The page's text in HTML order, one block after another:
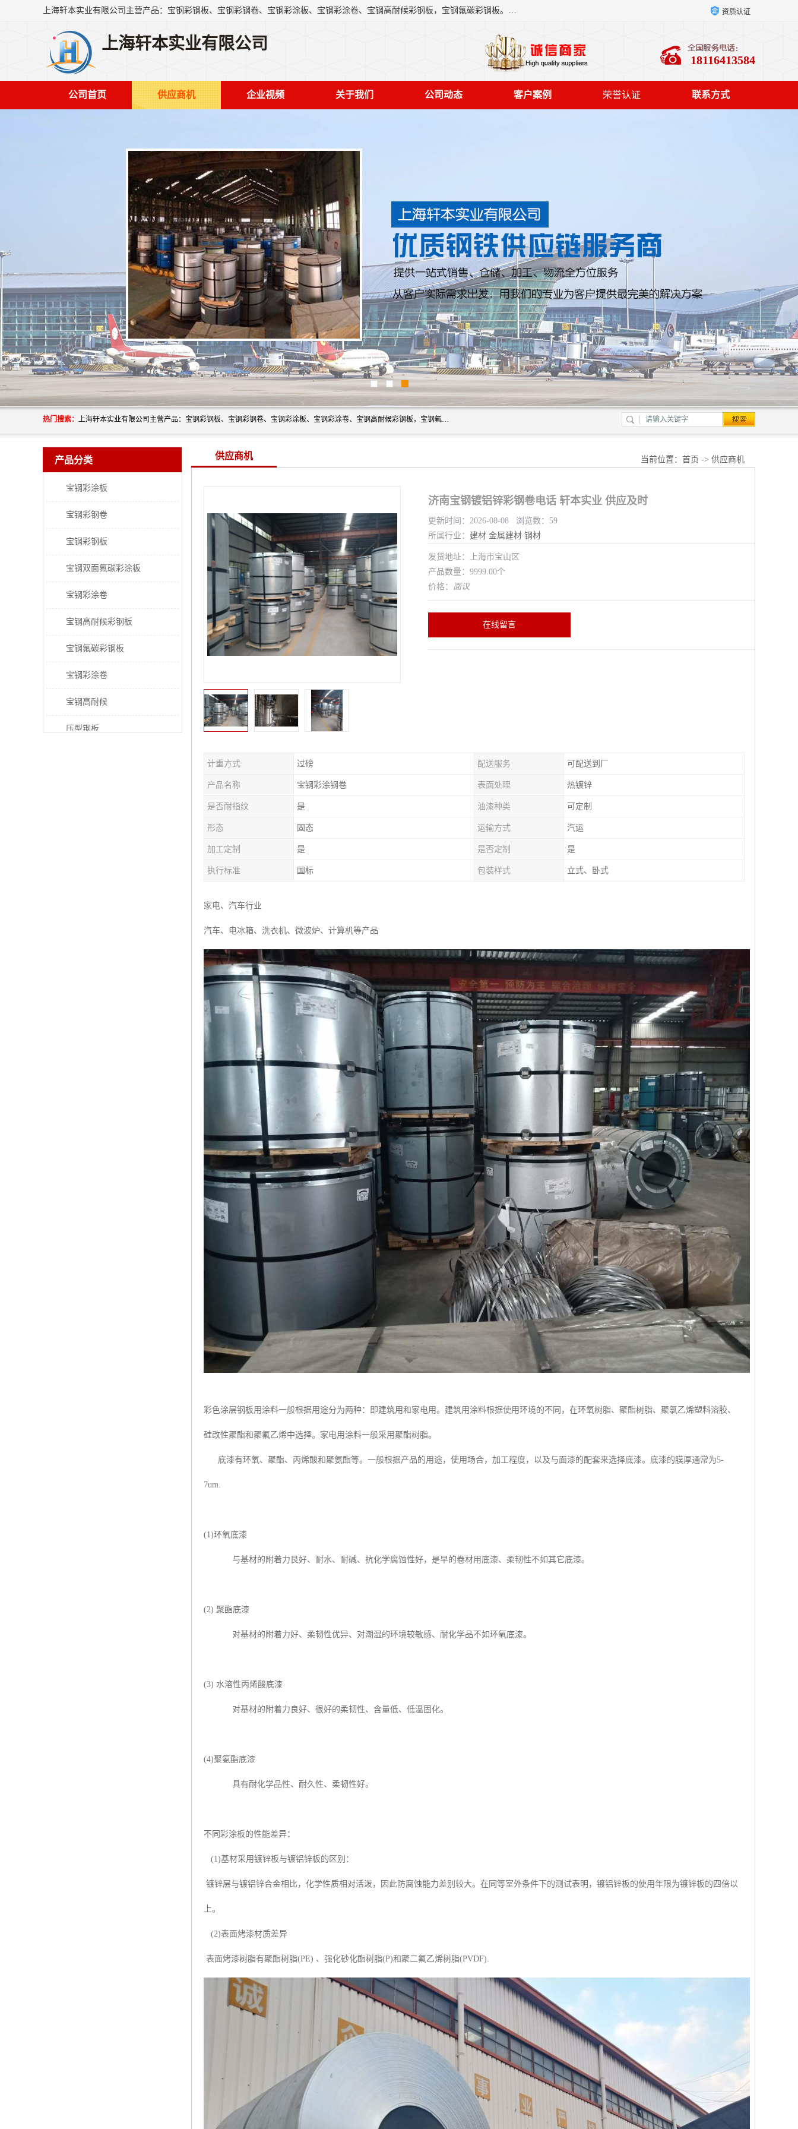
上海轩本实业有限公司主营产品：宝钢彩钢板、宝钢彩钢卷、宝钢彩涂板、宝钢彩涂卷、宝钢高耐候彩钢板，宝钢氟碳彩钢板。是一家集钢铁贸易，物流、加工为一体的产业全配套公司。 资质认证
上海轩本实业有限公司
18116413584
公司首页 供应商机 企业视频 关于我们 公司动态 客户案例 荣誉认证 联系方式
热门搜索： 上海轩本实业有限公司主营产品：宝钢彩钢板、宝钢彩钢卷、宝钢彩涂板、宝钢彩涂卷、宝钢高耐候彩钢板，宝钢氟碳彩钢板。是一家集钢铁贸易，物流、加工为一体的产业全配套公司。
产品分类
宝钢彩涂板
宝钢彩钢卷
宝钢彩钢板
宝钢双面氟碳彩涂板
宝钢彩涂卷
宝钢高耐候彩钢板
宝钢氟碳彩钢板
宝钢彩涂卷
宝钢高耐候
压型钢板
供应商机 当前位置： 首页 -> 供应商机
济南宝钢镀铝锌彩钢卷电话 轩本实业 供应及时
更新时间：2026-08-08 浏览数：59
所属行业： 建材 金属建材 钢材
发货地址：上海市宝山区
产品数量：9999.00个
价格： 面议
在线留言
计重方式 过磅 配送服务 可配送到厂
产品名称 宝钢彩涂钢卷 表面处理 热镀锌
是否耐指纹 是 油漆种类 可定制
形态 固态 运输方式 汽运
加工定制 是 是否定制 是
执行标准 国标 包装样式 立式、卧式
家电、汽车行业
汽车、电冰箱、洗衣机、微波炉、计算机等产品
彩色涂层钢板用涂料一般根据用途分为两种：即建筑用和家电用。建筑用涂料根据使用环境的不同，在环氧树脂、聚酯树脂、聚氯乙烯塑料溶胶、
硅改性聚酯和聚氟乙烯中选择。家电用涂料一般采用聚酯树脂。
底漆有环氧、聚酯、丙烯酸和聚氨酯等。一般根据产品的用途，使用场合，加工程度，以及与面漆的配套来选择底漆。底漆的膜厚通常为5-
7um.
(1)环氧底漆
与基材的附着力艮好、耐水、耐碱、抗化学腐蚀性好，是早的卷材用底漆、柔韧性不如其它底漆。
(2) 聚酯底漆
对基材的附着力好、柔韧性优异、对潮湿的环境较敏感、耐化学品不如环氧底漆。
(3) 水溶性丙烯酸底漆
对基材的附着力良好、很好的柔韧性、含量低、低温固化。
(4)聚氨酯底漆
具有耐化学品性、耐久性、柔韧性好。
不同彩涂板的性能差异：
(1)基材采用镀锌板与镀铝锌板的区别：
镀锌层与镀铝锌合金相比，化学性质相对活泼，因此防腐蚀能力差别较大。在同等室外条件下的测试表明，镀铝锌板的使用年限为镀锌板的四倍以
上。
(2)表面烤漆材质差异
表面烤漆树脂有聚酯树脂(PE) 、强化砂化酯树脂(P)和聚二氟乙烯树脂(PVDF).